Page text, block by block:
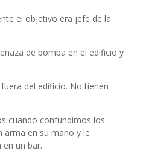
el objetivo era jefe de la
de bomba en el edificio y
del edificio. No tienen
cuando confundimos los
arma en su mano y le
un bar.